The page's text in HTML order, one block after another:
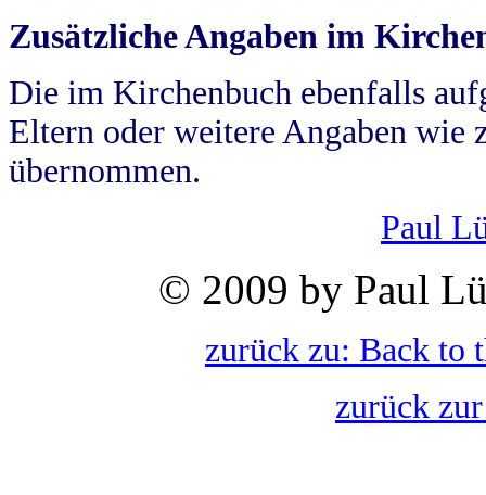
Zusätzliche Angaben im
Die im Kirchenbuch ebenfalls
Eltern oder weitere Angaben wie
übernommen.
Paul
© 2009 by Paul
zurück zu: Back to
zurück